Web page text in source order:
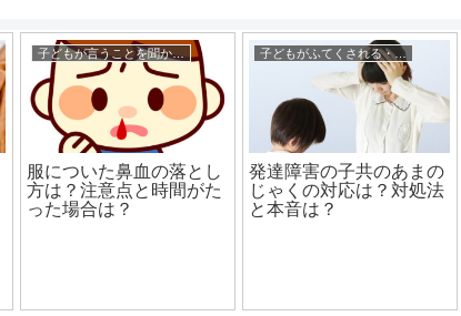
子どもが言うことを聞かない時
服についた鼻血の落とし
方は？注意点と時間がた
った場合は？
子どもがふてくされる・あまのじゃく
発達障害の子共のあまの
じゃくの対応は？対処法
と本音は？